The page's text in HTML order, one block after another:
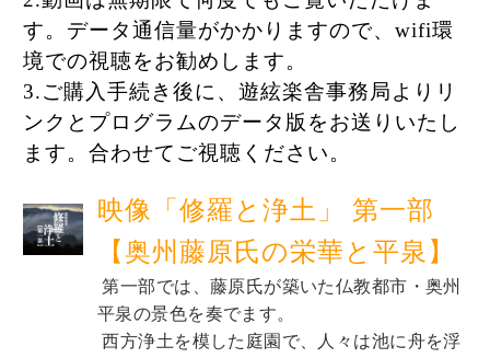
す。データ通信量がかかりますので、wifi環
境での視聴をお勧めします。
3.ご購入手続き後に、遊絃楽舎事務局よりリ
ンクとプログラムのデータ版をお送りいたし
ます。合わせてご視聴ください。
映像「修羅と浄土」 第一部
【奥州藤原氏の栄華と平泉】
第一部では、藤原氏が築いた仏教都市・奥州
平泉の景色を奏でます。
西方浄土を模した庭園で、人々は池に舟を浮